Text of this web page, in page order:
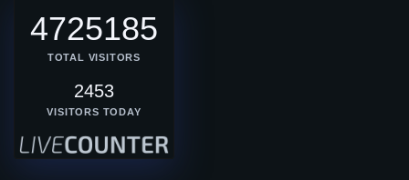
4725185
TOTAL VISITORS
2453
VISITORS TODAY